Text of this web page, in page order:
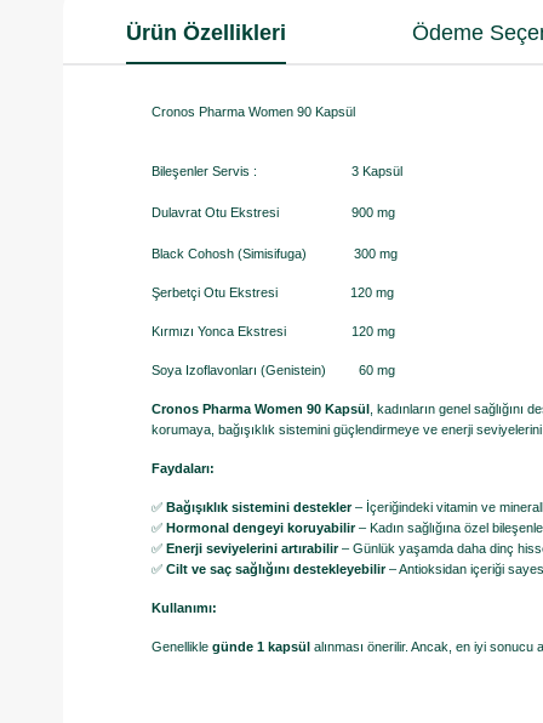
Ürün Özellikleri Ödeme
Cronos Pharma Women 90 Kapsül
Bileşenler Servis : 3 Kapsül
Dulavrat Otu Ekstresi 900 mg
Black Cohosh (Simisifuga) 300 mg
Şerbetçi Otu Ekstresi 120 mg
Kırmızı Yonca Ekstresi 120 mg
Soya Izoflavonları (Genistein) 60 mg
Cronos Pharma Women 90 Kapsül , kadınların genel
korumaya, bağışıklık sistemini güçlendirmeye ve enerji seviyelerini
Faydaları:
✅ Bağışıklık sistemini destekler– İçeriğindeki vitamin ve
✅ Hormonal dengeyi koruyabilir– Kadın sağlığına özel
✅ Enerji seviyelerini artırabilir– Günlük yaşamda daha dinç
✅ Cilt ve saç sağlığını destekleyebilir– Antioksidan içeriği
Kullanımı:
Genellikle günde 1 kapsül alınması önerilir. Ancak, en iyi sonucu